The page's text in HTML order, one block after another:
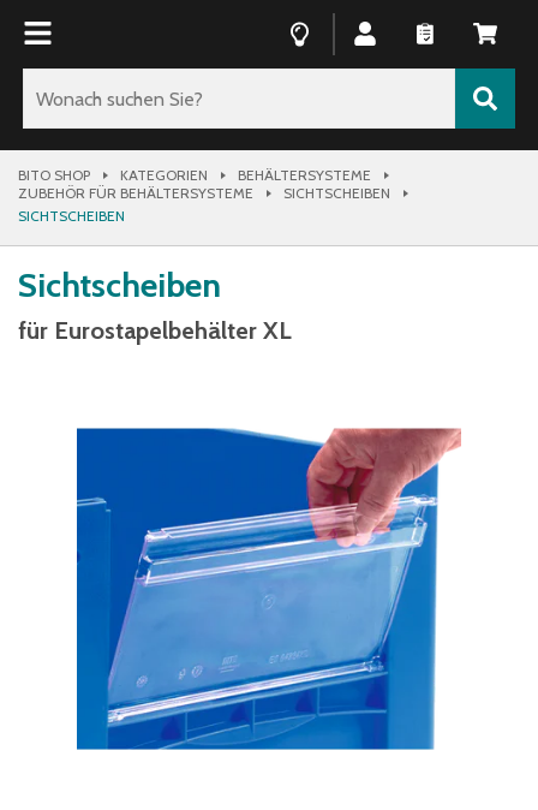
BITO SHOP KATEGORIEN
BEHÄLTERSYSTEME
ZUBEHÖR FÜR BEHÄLTERSYSTEME
SICHTSCHEIBEN
SICHTSCHEIBEN
Sichtscheiben
für Eurostapelbehälter XL